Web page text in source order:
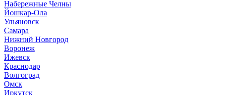
Набережные Челны
Йошкар-Ола
Ульяновск
Самара
Нижний Новгород
Воронеж
Ижевск
Краснодар
Волгоград
Омск
Иркутск